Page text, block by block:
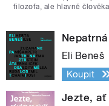
filozofa, ale hlavně
Eli Beneš
Koupit
Jezte, ať